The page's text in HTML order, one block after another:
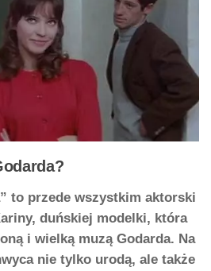
to przede wszystkim aktorski
duńskiej modelki, która
i wielką muzą Godarda. Na
nie tylko urodą, ale także